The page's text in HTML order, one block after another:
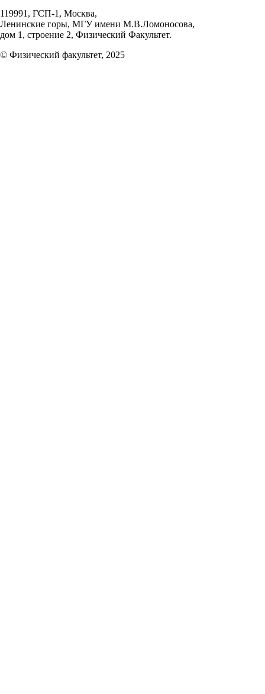
119991, ГСП-1, Москва,
Ленинские горы, МГУ имени М.В.Ломоносова,
дом 1, строение 2, Физический Факультет.
© Физический факультет, 2025